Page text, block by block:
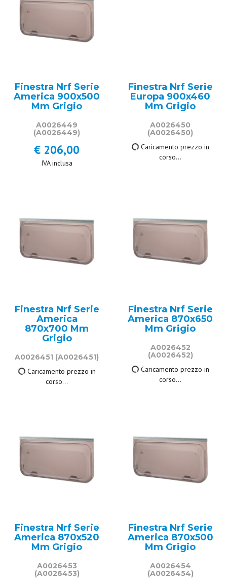
Finestra Nrf Serie
America 900x500
Mm Grigio
A0026449
(A0026449)
€ 206,00
IVA inclusa
Finestra Nrf Serie
Europa 900x460
Mm Grigio
A0026450
(A0026450)
211,50 €
Finestra Nrf Serie
America
870x700 Mm
Grigio
A0026451 (A0026451)
332,00 €
Finestra Nrf Serie
America 870x650
Mm Grigio
A0026452
(A0026452)
258,50 €
Finestra Nrf Serie
America 870x520
Mm Grigio
A0026453
(A0026453)
Finestra Nrf Serie
America 870x500
Mm Grigio
A0026454
(A0026454)